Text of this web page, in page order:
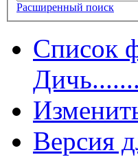
Расширенный поиск
Список
Дичь.......
Версия